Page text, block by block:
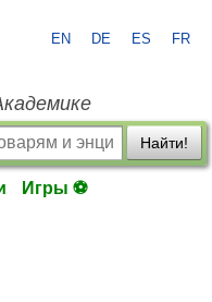
EN DE ES FR
Найти!
Игры ⚽